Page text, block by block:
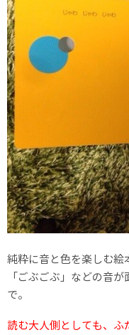
純粋に音と色を楽しむ絵
「ごぶごぶ」などの音
で。
読む大人側としても、ふ